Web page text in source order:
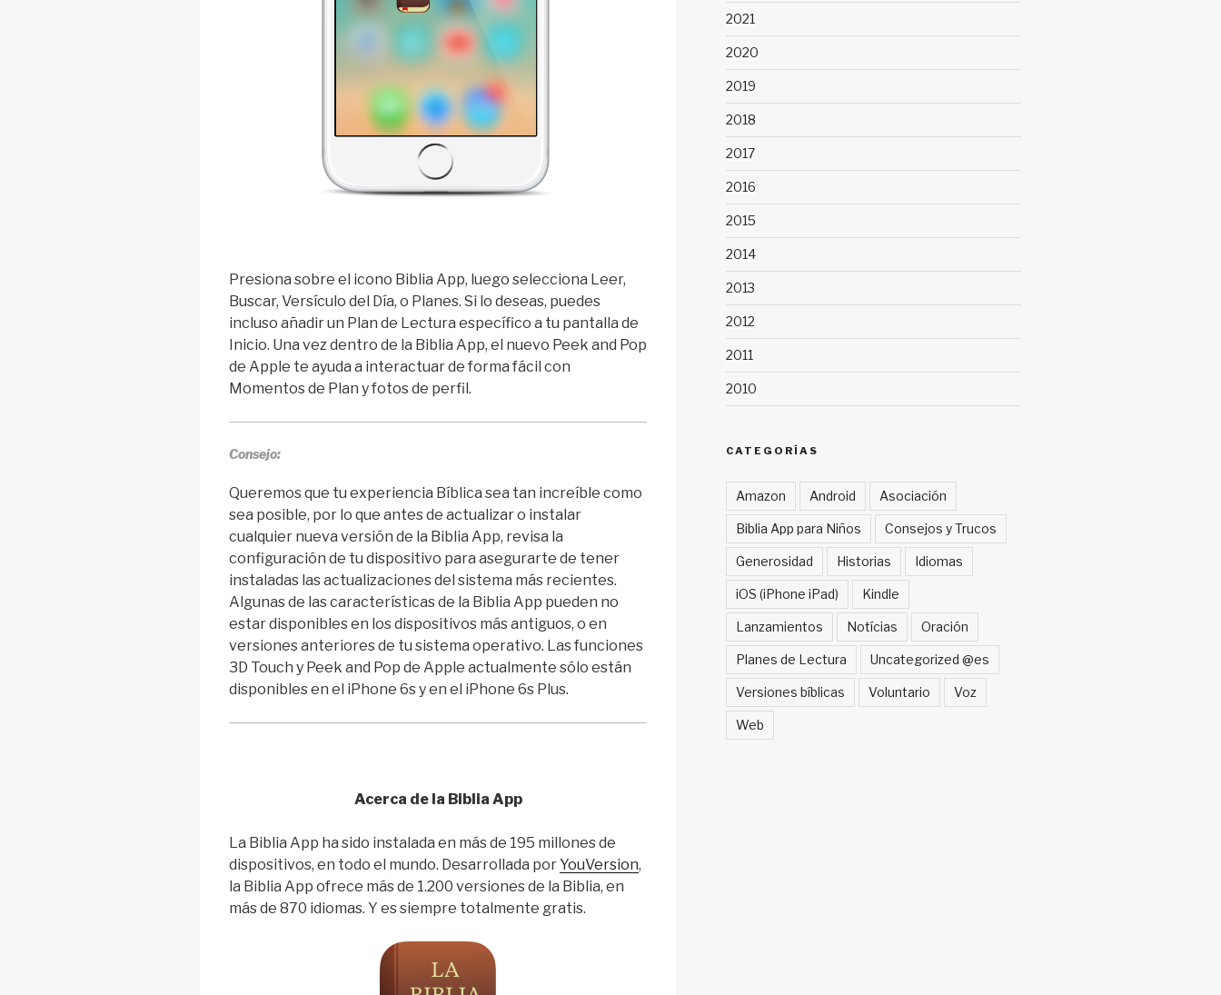
Presiona sobre el icono Biblia App, luego selecciona Leer,
Buscar, Versículo del Día, o Planes. Si lo deseas, puedes
incluso añadir un Plan de Lectura específico a tu pantalla de
Inicio. Una vez dentro de la Biblia App, el nuevo Peek and Pop
de Apple te ayuda a interactuar de forma fácil con
Momentos de Plan y fotos de perfil.
Consejo:
Queremos que tu experiencia Bíblica sea tan increíble como
sea posible, por lo que antes de actualizar o instalar
cualquier nueva versión de la Biblia App, revisa la
configuración de tu dispositivo para asegurarte de tener
instaladas las actualizaciones del sistema más recientes.
Algunas de las características de la Biblia App pueden no
estar disponibles en los dispositivos más antiguos, o en
versiones anteriores de tu sistema operativo. Las funciones
3D Touch y Peek and Pop de Apple actualmente sólo están
disponibles en el iPhone 6s y en el iPhone 6s Plus.
Acerca de la Biblia App
La Biblia App ha sido instalada en más de 195 millones de
dispositivos, en todo el mundo. Desarrollada porYouVersion,
la Biblia App ofrece más de 1.200 versiones de la Biblia, en
más de 870 idiomas. Y es siempre totalmente gratis.
2021
2020
2019
2018
2017
2016
2015
2014
2013
2012
2011
2010
CATEGORÍAS
Amazon Android Asociación
Biblia App para Niños Consejos y Trucos
Generosidad Historias Idiomas
iOS (iPhone iPad) Kindle
Lanzamientos Notícias Oración
Planes de Lectura Uncategorized @es
Versiones bíblicas Voluntario Voz
Web